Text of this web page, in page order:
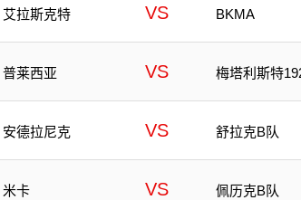
艾拉斯克特 VS BKMA
普莱西亚 VS 梅塔利斯特
安德拉尼克 VS 舒拉克B队
米卡 VS 佩历克B队